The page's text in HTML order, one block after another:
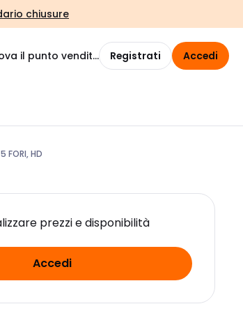
chiusure
il punto vendita Registrati Accedi
FORI, HD
prezzi e disponibilità
Accedi